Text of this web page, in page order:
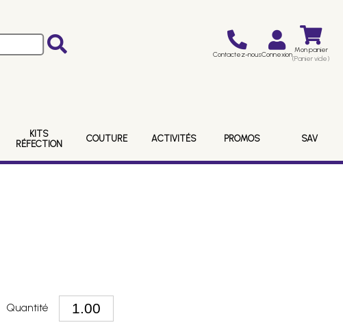
Contactez-nousConnexion Mon panier
(Panier vide)
KITS
RÉFECTION
COUTURE ACTIVITÉS PROMOS SAV
Quantité